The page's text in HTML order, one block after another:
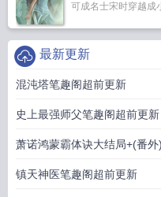
可成名士宋时穿越成
最新更新
混沌塔笔趣阁超前更新
史上最强师父笔趣阁超前更新
萧诺鸿蒙霸体诀大结局+(番外)
镇天神医笔趣阁超前更新